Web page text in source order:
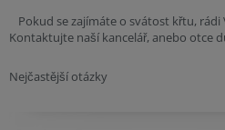
Pokud se zajímáte o svátost křtu,
Kontaktujte naší kancelář, anebo otce
Nejčastější otázky